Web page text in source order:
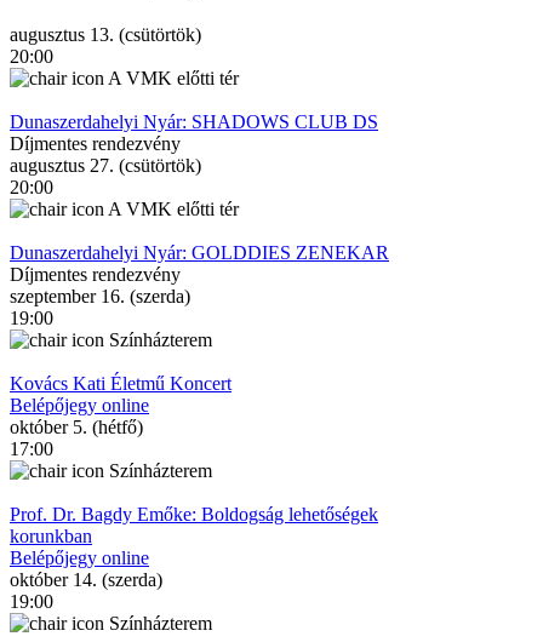
augusztus 13. (csütörtök)
20:00
A VMK előtti tér
Dunaszerdahelyi Nyár: SHADOWS CLUB DS
Díjmentes rendezvény
augusztus 27. (csütörtök)
20:00
A VMK előtti tér
Dunaszerdahelyi Nyár: GOLDDIES ZENEKAR
Díjmentes rendezvény
szeptember 16. (szerda)
19:00
Színházterem
Kovács Kati Életmű Koncert
Belépőjegy online
október 5. (hétfő)
17:00
Színházterem
Prof. Dr. Bagdy Emőke: Boldogság lehetőségek
korunkban
Belépőjegy online
október 14. (szerda)
19:00
Színházterem